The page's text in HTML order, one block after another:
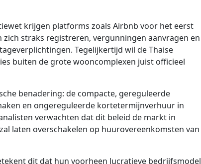
krijgen platforms zoals Airbnb voor het eerst
straks registreren, vergunningen aanvragen en
Tegelijkertijd wil de Thaise
buiten de grote wooncomplexen juist officieel
benadering: de compacte, gereguleerde
en ongereguleerde kortetermijnverhuur in
verwachten dat dit beleid de markt in
laten overschakelen op huurovereenkomsten van
dit dat hun voorheen lucratieve bedrijfsmodel